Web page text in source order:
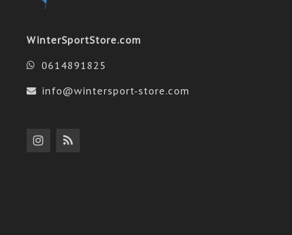
WinterSportStore.com
0614891825
info@wintersport-store.com